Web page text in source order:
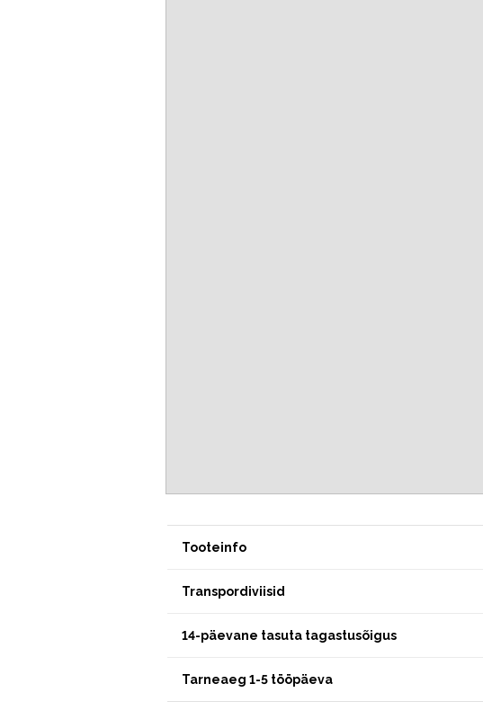
Tooteinfo
Transpordiviisid
14-päevane tasuta tagastusõigus
Tarneaeg 1-5 tööpäeva